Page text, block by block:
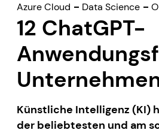
Azure Cloud Data Science
12 ChatGPT-
Künstliche Intelligenz (KI)
der beliebtesten und am